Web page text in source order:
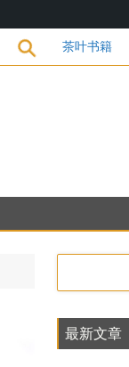
革 茶叶书籍
最新文章